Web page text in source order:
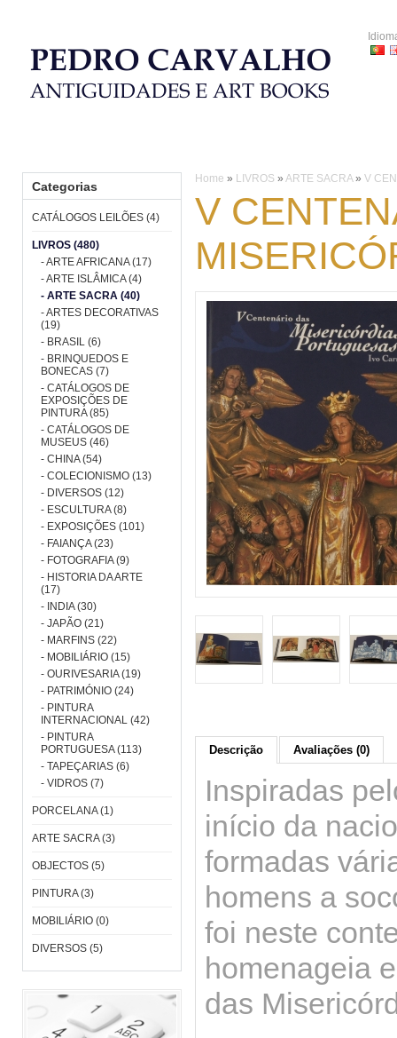
Categorias
CATÁLOGOS LEILÕES (4)
LIVROS (480)
- ARTE AFRICANA (17)
- ARTE ISLÂMICA (4)
- ARTE SACRA (40)
- ARTES DECORATIVAS
(19)
- BRASIL (6)
- BRINQUEDOS E
BONECAS (7)
- CATÁLOGOS DE
EXPOSIÇÕES DE
PINTURA (85)
- CATÁLOGOS DE
MUSEUS (46)
- CHINA (54)
- COLECIONISMO (13)
- DIVERSOS (12)
- ESCULTURA (8)
- EXPOSIÇÕES (101)
- FAIANÇA (23)
- FOTOGRAFIA (9)
- HISTORIA DA ARTE
(17)
- INDIA (30)
- JAPÃO (21)
- MARFINS (22)
- MOBILIÁRIO (15)
- OURIVESARIA (19)
- PATRIMÓNIO (24)
- PINTURA
INTERNACIONAL (42)
- PINTURA
PORTUGUESA (113)
- TAPEÇARIAS (6)
- VIDROS (7)
PORCELANA (1)
ARTE SACRA (3)
OBJECTOS (5)
PINTURA (3)
MOBILIÁRIO (0)
DIVERSOS (5)
Home » LIVROS » ARTE SACRA» V
V
Descrição Avaliações (0)
Inspiradas
início da
formadas
homens a
foi neste
homenageia
das